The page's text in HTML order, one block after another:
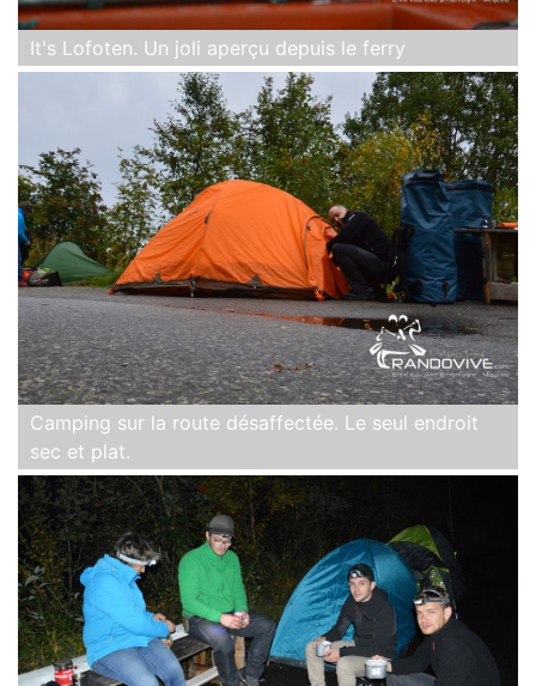
It's Lofoten. Un joli aperçu depuis le ferry
Camping sur la route désaffectée. Le seul endroit
sec et plat.